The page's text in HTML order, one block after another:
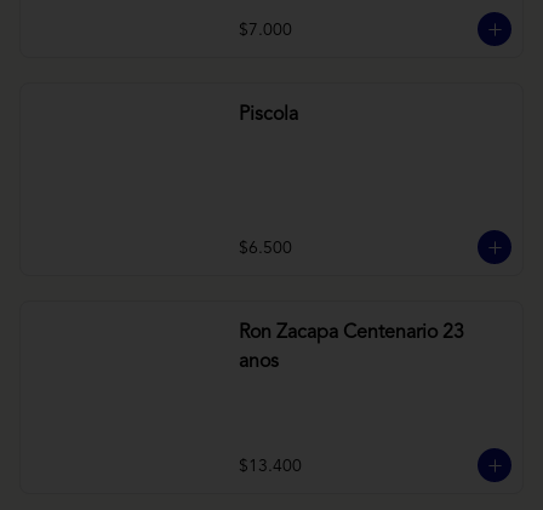
$7.000
Piscola
$6.500
Ron Zacapa Centenario 23
anos
$13.400